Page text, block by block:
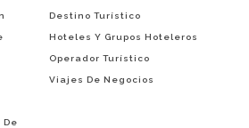
De
Destino Turístico
Hoteles Y Grupos Hoteleros
Operador Turístico
Viajes De Negocios